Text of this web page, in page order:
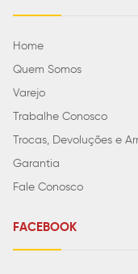
Home
Quem Somos
Varejo
Trabalhe Conosco
Trocas, Devoluções e
Garantia
Fale Conosco
FACEBOOK